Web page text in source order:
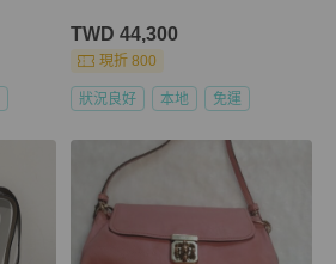
TWD 44,300
現折 800
狀況良好 本地 免運